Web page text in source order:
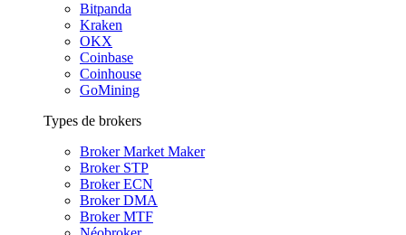
Bitpanda
Kraken
OKX
Coinbase
Coinhouse
GoMining
Types de brokers
Broker Market Maker
Broker STP
Broker ECN
Broker DMA
Broker MTF